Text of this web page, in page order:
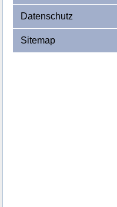
Datenschutz
Sitemap